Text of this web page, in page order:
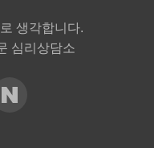
생각합니다.
심리상담소